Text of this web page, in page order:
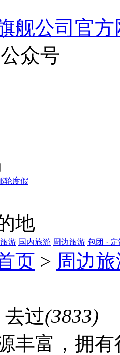
舰公司官方
众号
轮度假
地
游 国内旅游 周边旅游 包团 ·
页 > 周边
去过(3833)
丰富，拥